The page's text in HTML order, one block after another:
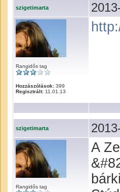
szigetimarta
Rangidős tag
Hozzászólások: 399
Regisztrált: 11.01.13
szigetimarta
Rangidős tag
A